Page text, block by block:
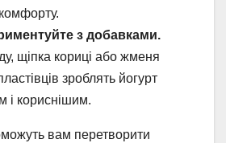
з добавками.
щіпка кориці або жменя
зроблять йогурт
і кориснішим.
вам перетворити